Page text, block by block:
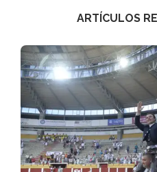
ARTÍCULOS